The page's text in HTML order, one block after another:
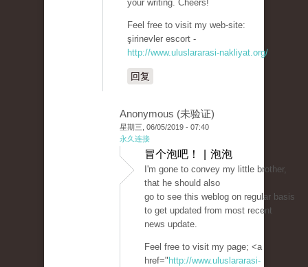
your writing. Cheers!
Feel free to visit my web-site:
şirinevler escort -
http://www.uluslararasi-nakliyat.org/
回复
Anonymous (未验证)
星期三, 06/05/2019 - 07:40
永久连接
冒个泡吧！ | 泡泡
I'm gone to convey my little brother,
that he should also
go to see this weblog on regular basis
to get updated from most recent
news update.
Feel free to visit my page; <a
href=" http://www.uluslararasi-